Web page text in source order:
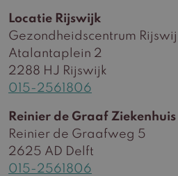
Locatie Rijswijk
Gezondheidscentrum
Atalantaplein 2
2288 HJ Rijswijk
015-2561806
Reinier de Graaf Ziekenhuis
Reinier de Graafweg 5
2625 AD Delft
015-2561806